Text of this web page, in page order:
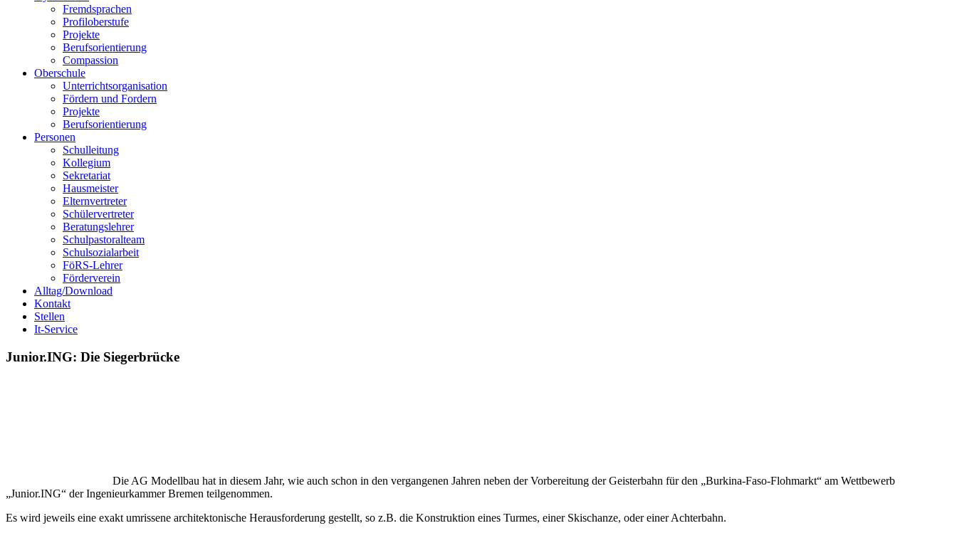
Fremdsprachen
Profiloberstufe
Projekte
Berufsorientierung
Compassion
Oberschule
Unterrichtsorganisation
Fördern und Fordern
Projekte
Berufsorientierung
Personen
Schulleitung
Kollegium
Sekretariat
Hausmeister
Elternvertreter
Schülervertreter
Beratungslehrer
Schulpastoralteam
Schulsozialarbeit
FöRS-Lehrer
Förderverein
Alltag/Download
Kontakt
Stellen
It-Service
Junior.ING: Die Siegerbrücke
Die AG Modellbau hat in diesem Jahr, wie auch schon in den vergangenen Jahren neben der Vorbereitung der Geisterbahn für den „Burkina-Faso-Flohmarkt“ am Wettbewerb
„Junior.ING“ der Ingenieurkammer Bremen teilgenommen.
Es wird jeweils eine exakt umrissene architektonische Herausforderung gestellt, so z.B. die Konstruktion eines Turmes, einer Skischanze, oder einer Achterbahn.